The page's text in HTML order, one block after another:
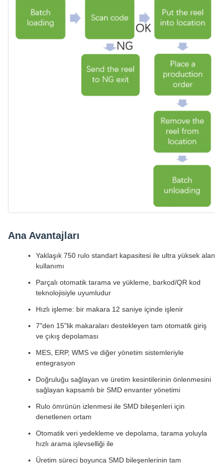
Ana Avantajları
Yaklaşık 750 rulo standart kapasitesi ile ultra yüksek alan
kullanımı
Parçalı otomatik tarama ve yükleme, barkod/QR kod
teknolojisiyle uyumludur
Hızlı işleme: bir makara 12 saniye içinde işlenir
7"den 15"lik makaraları destekleyen tam otomatik giriş
ve çıkış depolaması
MES, ERP, WMS ve diğer yönetim sistemleriyle
entegrasyon
Doğruluğu sağlayan ve üretim kesintilerinin önlenmesini
sağlayan kapsamlı bir SMD envanter yönetimi
Rulo ömrünün izlenmesi ile SMD bileşenleri için
denetlenen ortam
Otomatik veri yedekleme ve depolama, tarama yoluyla
hızlı arama işlevselliği ile
Üretim süreci boyunca SMD bileşenlerinin tam